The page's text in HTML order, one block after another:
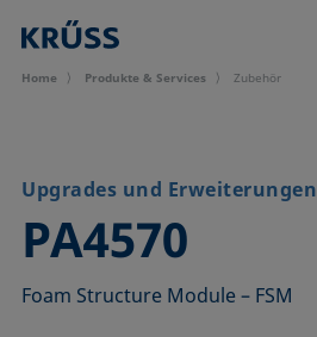
Home Produkte & Services Zubehör
Upgrades und Erweiterungen
PA4570
–
Foam Structure Module – FSM